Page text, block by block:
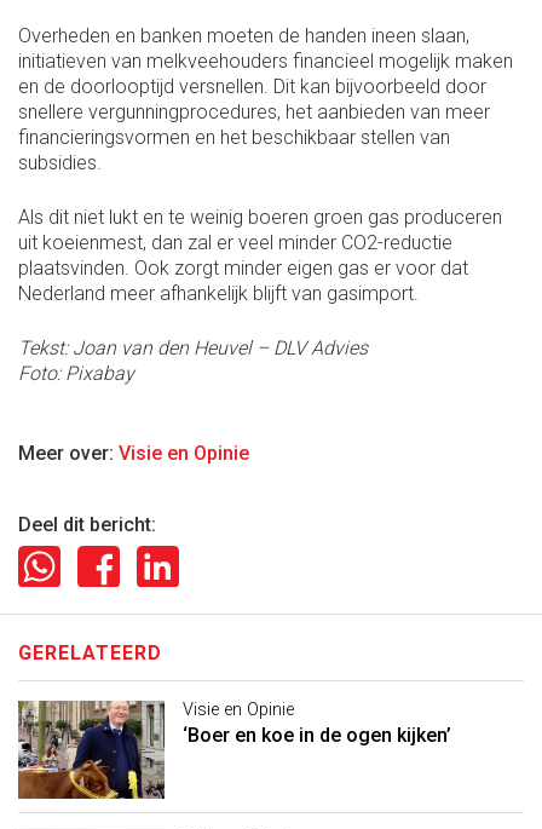
Overheden en banken moeten de handen ineen slaan,
initiatieven van melkveehouders financieel mogelijk maken
en de doorlooptijd versnellen. Dit kan bijvoorbeeld door
snellere vergunningprocedures, het aanbieden van meer
financieringsvormen en het beschikbaar stellen van
subsidies.
Als dit niet lukt en te weinig boeren groen gas produceren
uit koeienmest, dan zal er veel minder CO2-reductie
plaatsvinden. Ook zorgt minder eigen gas er voor dat
Nederland meer afhankelijk blijft van gasimport.
Tekst: Joan van den Heuvel – DLV Advies
Foto: Pixabay
Meer over: Visie en Opinie
Deel dit bericht:
GERELATEERD
Visie en Opinie
‘Boer en koe in de ogen kijken’